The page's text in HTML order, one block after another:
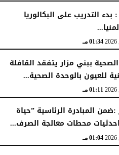
التدريب على البكالوريا
01:34 مـ
الصحية ببني مزار يتفقد القافلة
للعيون بالوحدة الصحية...
01:11 مـ
المبادرة الرئاسية ”حياة
محطات معالجة الصرف...
01:04 مـ